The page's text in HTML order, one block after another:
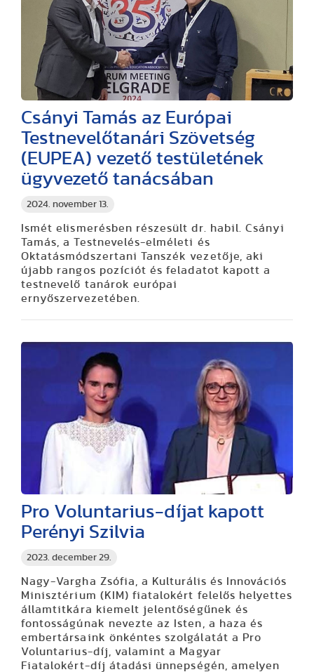
2024. november 13.
Csányi Tamás az Európai
Testnevelőtanári Szövetség
(EUPEA) vezető testületének
ügyvezető tanácsában
Ismét elismerésben részesült dr. habil. Csányi
Tamás, a Testnevelés-elméleti és
Oktatásmódszertani Tanszék vezetője, aki
újabb rangos pozíciót és feladatot kapott a
testnevelő tanárok európai
ernyőszervezetében.
2023. december 29.
Pro Voluntarius-díjat kapott
Perényi Szilvia
Nagy-Vargha Zsófia, a Kulturális és Innovációs
Minisztérium (KIM) fiatalokért felelős helyettes
államtitkára kiemelt jelentőségűnek és
fontosságúnak nevezte az Isten, a haza és
embertársaink önkéntes szolgálatát a Pro
Voluntarius-díj, valamint a Magyar
Fiatalokért-díj átadási ünnepségén, amelyen